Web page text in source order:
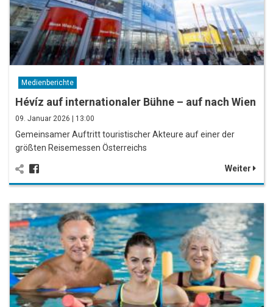
Medienberichte
Hévíz auf internationaler Bühne – auf nach Wien
09. Januar 2026 | 13:00
Gemeinsamer Auftritt touristischer Akteure auf einer der
größten Reisemessen Österreichs
Weiter